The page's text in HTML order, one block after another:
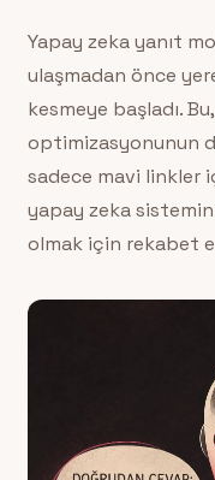
Yapay zeka yanıt
ulaşmadan önce
kesmeye başladı.
optimizasyonunun
sadece mavi linkler
yapay zeka
olmak için rekabet